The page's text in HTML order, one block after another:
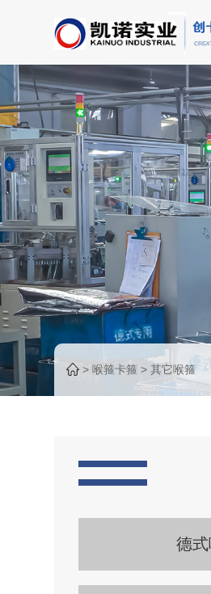
>喉箍卡箍 >其它喉箍
德